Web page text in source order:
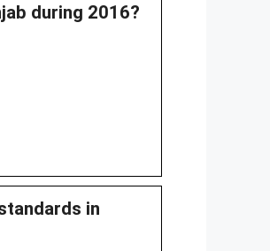
during 2016?
in